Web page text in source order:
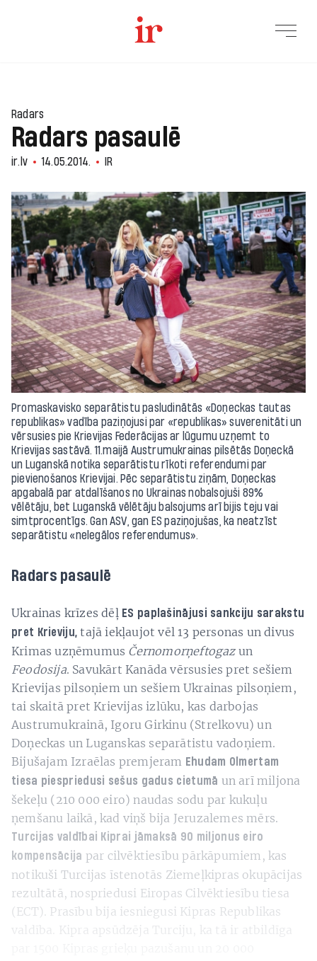
Radars
Radars pasaulē
ir.lv 14.05.2014. IR
Promaskavisko separātistu pasludinātās «Doņeckas tautas
republikas» vadība paziņojusi par «republikas» suverenitāti un
vērsusies pie Krievijas Federācijas ar lūgumu uzņemt to
Krievijas sastāvā. 11.maijā Austrumukrainas pilsētās Doņeckā
un Luganskā notika separātistu rīkoti referendumi par
pievienošanos Krievijai. Pēc separātistu ziņām, Doņeckas
apgabalā par atdalīšanos no Ukrainas nobalsojuši 89%
vēlētāju, bet Luganskā vēlētāju balsojums arī bijis teju vai
simtprocentīgs. Gan ASV, gan ES paziņojušas, ka neatzīst
separātistu «nelegālos referendumus».
Radars pasaulē
Ukrainas krīzes dēļ ES paplašinājusi sankciju sarakstu
pret Krieviju, tajā iekļaujot vēl 13 personas un divus
Krimas uzņēmumus Černomorņeftogazun
Feodosija. Savukārt Kanāda vērsusies pret sešiem
Krievijas pilsoņiem un sešiem Ukrainas pilsoņiem,
tai skaitā pret Krievijas izlūku, kas darbojas
Austrumukrainā, Igoru Girkinu (Strelkovu) un
Doņeckas un Luganskas separātistu vadoņiem.
Bijušajam Izraēlas premjeram Ehudam Olmertam
tiesa piespriedusi sešus gadus cietumā un arī miljona
šekeļu (210 000 eiro) naudas sodu par kukuļu
ņemšanu laikā, kad viņš bija Jeruzalemes mērs.
Turcijas valdībai Kiprai jāmaksā 90 miljonus eiro
kompensācija par cilvēktiesību pārkāpumiem, kas
notikuši Turcijas īstenotās Ziemeļkipras okupācijas
rezultātā, nospriedusi Eiropas Cilvēktiesību tiesa
(ECT). Prasību bija iesniegusi Kipras Republikas
valdība. Kipra apsūdzēja Turciju, ka tā ir atbildīga